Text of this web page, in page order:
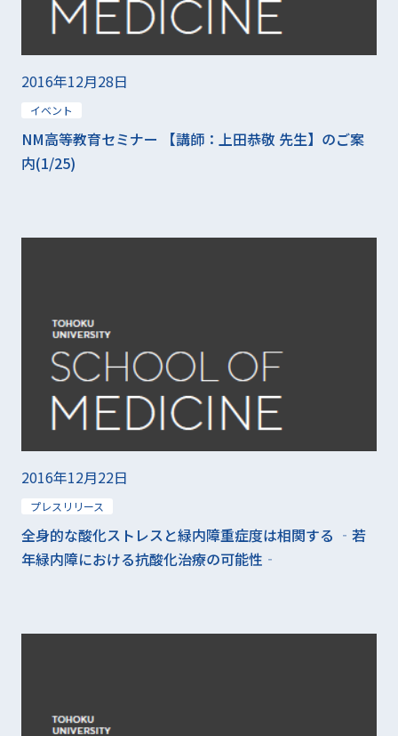
2016年12月28日
イベント
NM高等教育セミナー 【講師：上田恭敬 先生】のご案
内(1/25)
2016年12月22日
プレスリリース
全身的な酸化ストレスと緑内障重症度は相関する ‐若
年緑内障における抗酸化治療の可能性‐